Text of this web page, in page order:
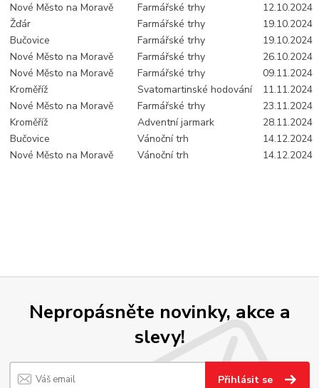
Nové Město na Moravě
Farmářské trhy
12.10.2024
Žďár
Farmářské trhy
19.10.2024
Bučovice
Farmářské trhy
19.10.2024
Nové Město na Moravě
Farmářské trhy
26.10.2024
Nové Město na Moravě
Farmářské trhy
09.11.2024
Kroměříž
Svatomartinské hodování
11.11.2024
Nové Město na Moravě
Farmářské trhy
23.11.2024
Kroměříž
Adventní jarmark
28.11.2024
Bučovice
Vánoční trh
14.12.2024
Nové Město na Moravě
Vánoční trh 14.12.2024
Nepropásněte novinky, akce a
slevy!
Přihlásit se